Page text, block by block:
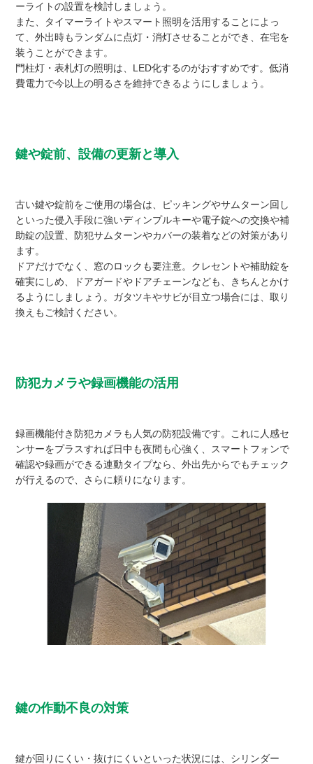
ーライトの設置を検討しましょう。
また、タイマーライトやスマート照明を活用することによっ
て、外出時もランダムに点灯・消灯させることができ、在宅を
装うことができます。
門柱灯・表札灯の照明は、LED化するのがおすすめです。低消
費電力で今以上の明るさを維持できるようにしましょう。
鍵や錠前、設備の更新と導入
古い鍵や錠前をご使用の場合は、ピッキングやサムターン回し
といった侵入手段に強いディンプルキーや電子錠への交換や補
助錠の設置、防犯サムターンやカバーの装着などの対策があり
ます。
ドアだけでなく、窓のロックも要注意。クレセントや補助錠を
確実にしめ、ドアガードやドアチェーンなども、きちんとかけ
るようにしましょう。ガタツキやサビが目立つ場合には、取り
換えもご検討ください。
防犯カメラや録画機能の活用
録画機能付き防犯カメラも人気の防犯設備です。これに人感セ
ンサーをプラスすれば日中も夜間も心強く、スマートフォンで
確認や録画ができる連動タイプなら、外出先からでもチェック
が行えるので、さらに頼りになります。
鍵の作動不良の対策
鍵が回りにくい・抜けにくいといった状況には、シリンダー